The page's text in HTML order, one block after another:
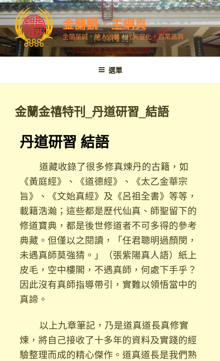
金蘭觀 – 主網頁
金蘭至誠，神人溫馨，代天宣化，百業昌興
選單
金蘭金禧特刊_丹道研習_結語
丹道研習 結語
道藏收錄了很多修真煉丹的古籍，如
《黃庭經》、《道德經》、《太乙金華宗
旨》、《文始真經》及《呂祖全書》等等，
載籍浩瀚；這些都是歷代仙真、師聖留下的
修道寶典，都是後世修道者不可多得的參考
典藏。但僅以之閱讀，「任君聰明過顏閔，
未遇真師莫強猜。」（張紫陽真人語）紙上
皮毛，空中樓閣，不遇真師，何處下手乎？
因此沒有真師指導帶引，實難以領悟當中的
真諦。
以上九章筆記，乃是道真道長真修實
煉，將自己接收了十多年的資料及實踐的經
驗整理而成的精心傑作。道真道長是我們熟